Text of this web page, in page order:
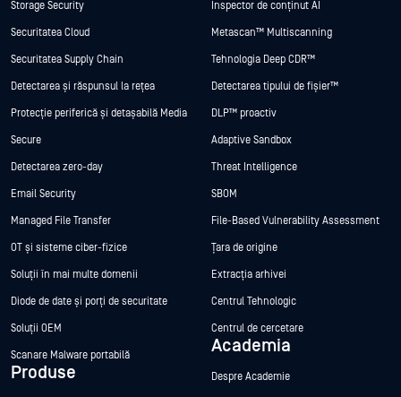
Storage Security
Securitatea Cloud
Securitatea Supply Chain
Detectarea și răspunsul la rețea
Protecție periferică și detașabilă Media
Secure
Detectarea zero-day
Email Security
Managed File Transfer
OT și sisteme ciber-fizice
Soluții în mai multe domenii
Diode de date și porți de securitate
Soluții OEM
Scanare Malware portabilă
Produse
Inspector de conținut AI
Metascan™ Multiscanning
Tehnologia Deep CDR™
Detectarea tipului de fișier™
DLP™ proactiv
Adaptive Sandbox
Threat Intelligence
SBOM
File-Based Vulnerability Assessment
Țara de origine
Extracția arhivei
Centrul Tehnologic
Centrul de cercetare
Academia
Despre Academie